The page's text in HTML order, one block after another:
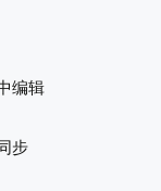
编辑
步